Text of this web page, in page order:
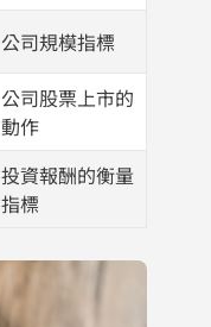
公司規模指標
公司股票上市的
動作
投資報酬的衡量
指標